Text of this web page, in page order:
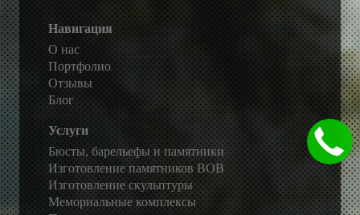
Навигация
О нас
Портфолио
Отзывы
Блог
Услуги
Бюсты, барельефы и памятники
Изготовление памятников ВОВ
Изготовление скульптуры
Мемориальные комплексы